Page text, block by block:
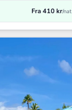
Fra 410 kr/nat